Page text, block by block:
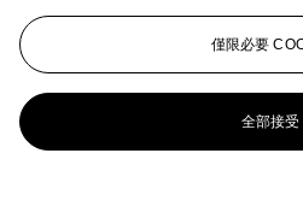
僅限必要
全部接受